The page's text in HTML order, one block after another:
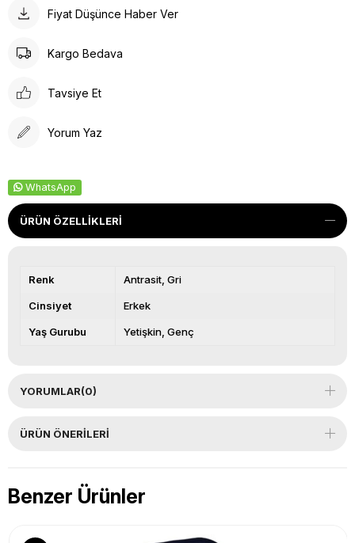
Fiyat Düşünce Haber Ver
Kargo Bedava
Tavsiye Et
Yorum Yaz
WhatsApp
ÜRÜN ÖZELLIKLERI
Renk Antrasit Gri
Cinsiyet Erkek
Yaş Gurubu Yetişkin Genç
YORUMLAR(0)
ÜRÜN ÖNERILERI
Benzer Ürünler